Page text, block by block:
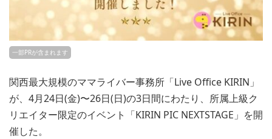
一部PRが含まれます
関西最大規模のママライバー事務所「Live Office KIRIN」
が、4月24日(金)〜26日(日)の3日間にわたり、所属上級ク
リエイター限定のイベント「KIRIN PIC NEXTSTAGE」を開
催した。